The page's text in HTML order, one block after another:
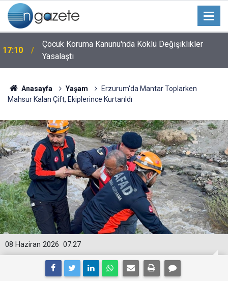
17:10
Çocuk Koruma Kanunu'nda Köklü Değişiklikler
Yasalaştı
Anasayfa Yaşam
Erzurum'da Mantar Toplarken
Mahsur Kalan Çift, Ekiplerince Kurtarıldı
07:27
08 Haziran 2026